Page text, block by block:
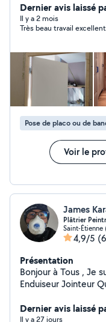
Dernier avis laissé
Il y a 2 mois
Très beau travail
Pose de placo ou de
Voir le
James
Plâtrier
Saint-Étienne
4,9/5
Présentation
Bonjour à Tous , Je suis Plâtrier Peintre Plaquiste
Enduiseur Jointeur
en Aide à tout Voisin
Dernier avis laissé
Il y a 27 jours